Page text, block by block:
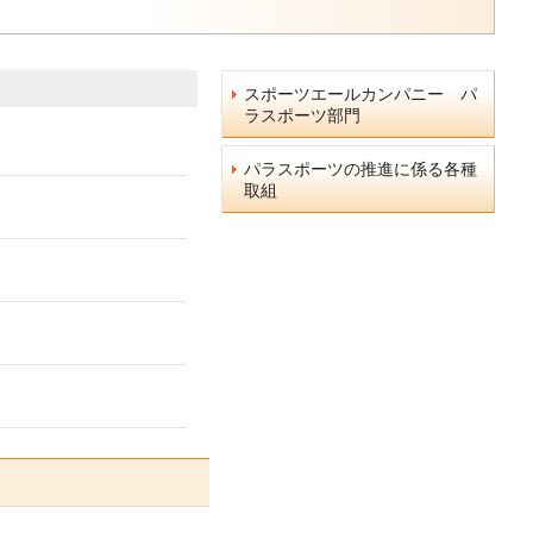
スポーツエールカンパニー パ
ラスポーツ部門
パラスポーツの推進に係る各種
取組